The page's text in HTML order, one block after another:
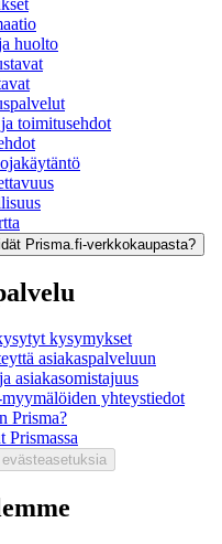
huolto
toimitusehdot
Prisma.fi-verkkokaupasta?
kysymykset
asiakaspalveluun
asiakasomistajuus
yhteystiedot
Prisma?
Prismassa
evästeasetuksia